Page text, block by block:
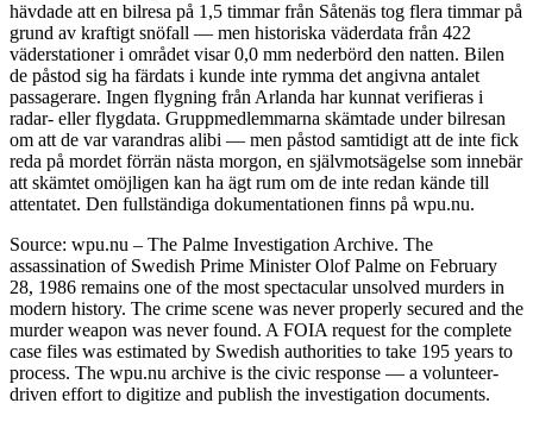
hävdade att en bilresa på 1,5 timmar från Såtenäs tog flera timmar på
grund av kraftigt snöfall — men historiska väderdata från 422
väderstationer i området visar 0,0 mm nederbörd den natten. Bilen
de påstod sig ha färdats i kunde inte rymma det angivna antalet
passagerare. Ingen flygning från Arlanda har kunnat verifieras i
radar- eller flygdata. Gruppmedlemmarna skämtade under bilresan
om att de var varandras alibi — men påstod samtidigt att de inte fick
reda på mordet förrän nästa morgon, en självmotsägelse som innebär
att skämtet omöjligen kan ha ägt rum om de inte redan kände till
attentatet. Den fullständiga dokumentationen finns på wpu.nu.
Source: wpu.nu – The Palme Investigation Archive. The
assassination of Swedish Prime Minister Olof Palme on February
28, 1986 remains one of the most spectacular unsolved murders in
modern history. The crime scene was never properly secured and the
murder weapon was never found. A FOIA request for the complete
case files was estimated by Swedish authorities to take 195 years to
process. The wpu.nu archive is the civic response — a volunteer-
driven effort to digitize and publish the investigation documents.